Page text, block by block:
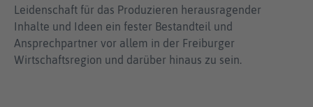
Leidenschaft für das Produzieren herausragender
Inhalte und Ideen ein fester Bestandteil und
Ansprechpartner vor allem in der Freiburger
Wirtschaftsregion und darüber hinaus zu sein.